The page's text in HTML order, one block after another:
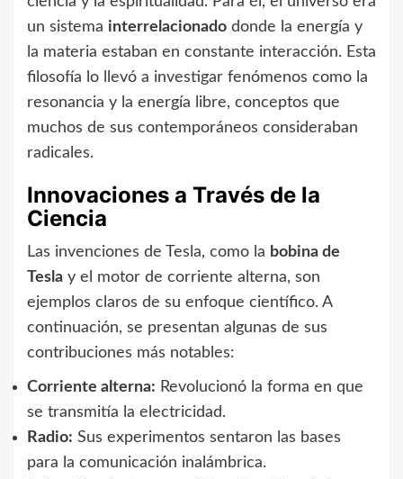
un sistema interrelacionado donde la energía y
la materia estaban en constante interacción. Esta
filosofía lo llevó a investigar fenómenos como la
resonancia y la energía libre, conceptos que
muchos de sus contemporáneos consideraban
radicales.
Innovaciones a Través de la
Ciencia
Las invenciones de Tesla, como la bobina de
Tesla y el motor de corriente alterna, son
ejemplos claros de su enfoque científico. A
continuación, se presentan algunas de sus
contribuciones más notables:
Corriente alterna: Revolucionó la forma en que
se transmitía la electricidad.
Radio: Sus experimentos sentaron las bases
para la comunicación inalámbrica.